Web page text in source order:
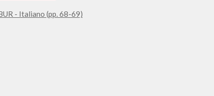
- Italiano (pp. 68-69)